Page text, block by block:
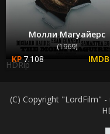
Молли Магуайерс
(1969)
7.108
HDRip
(C) Copyright "LordFilm"